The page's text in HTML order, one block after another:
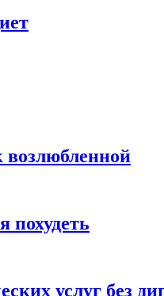
похудеть
услуг без